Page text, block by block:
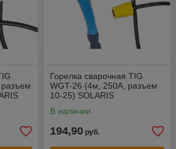
Горелка сварочная TIG
WGT-26 (4м, 250А, разъем
10-25) SOLARIS
В наличии
194,90 руб.